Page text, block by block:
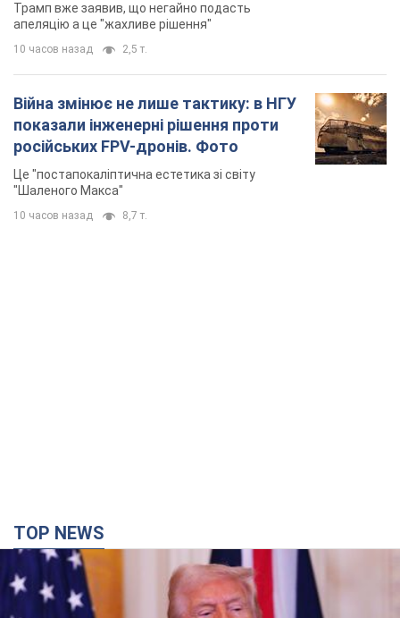
"Шаленого Макса"
Кінець епохи "фактора Трампа": хто насправді
забезпечить Україні захист від російської